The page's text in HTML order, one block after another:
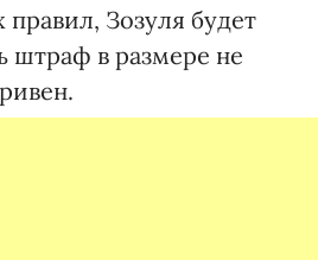
Зозуля будет
штраф в размере не